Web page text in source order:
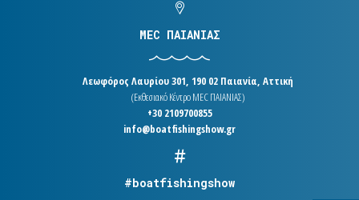
MEC ΠΑΙΑΝΙΑΣ
Λεωφόρος Λαυρίου 301, 190 02 Παιανία, Αττική
(Εκθεσιακό Κέντρο MEC ΠΑΙΑΝΙΑΣ)
+30 2109700855
info@boatfishingshow.gr
#boatfishingshow